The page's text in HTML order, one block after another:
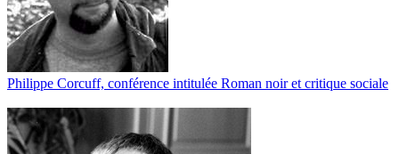
Philippe Corcuff, conférence intitulée Roman noir et critique sociale